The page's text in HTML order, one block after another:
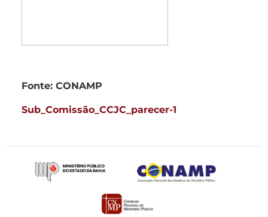
Fonte: CONAMP
Sub_Comissão_CCJC_parecer-1